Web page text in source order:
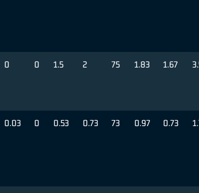
0 0 1.5 2 75 1.83 1.67
0.03 0 0.53 0.73 73 0.97 0.73